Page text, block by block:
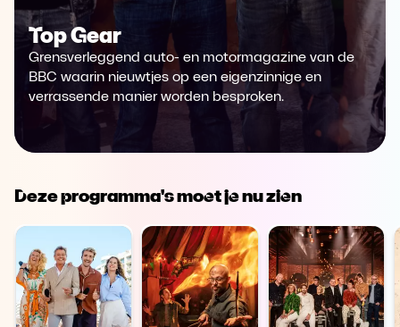
Download
Top Gear
Grensverleggend auto- en motormagazine van de
BBC waarin nieuwtjes op een eigenzinnige en
verrassende manier worden besproken.
Deze programma's moet je nu zien